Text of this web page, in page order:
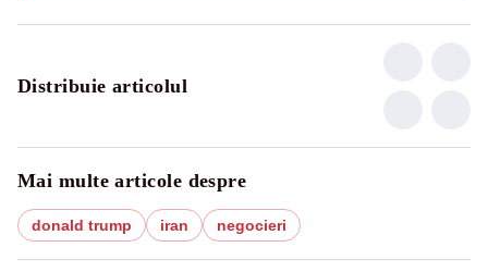
Distribuie articolul
Mai multe articole despre
donald trump iran negocieri